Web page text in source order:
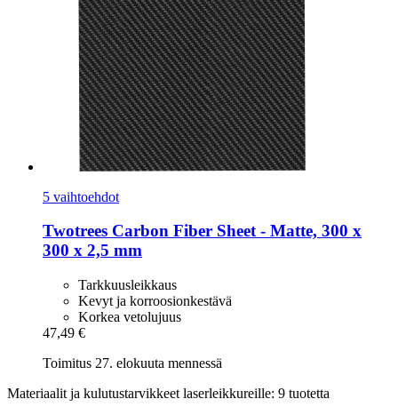
5 vaihtoehdot
Twotrees Carbon Fiber Sheet -​ Matte, 300 x
300 x 2,5 mm
Tarkkuusleikkaus
Kevyt ja korroosionkestävä
Korkea vetolujuus
47,49 €
Toimitus 27. elokuuta mennessä
Materiaalit ja kulutustarvikkeet laserleikkureille: 9 tuotetta